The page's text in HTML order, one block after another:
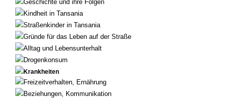
Geschichte und ihre Folgen
Kindheit in Tansania
Straßenkinder in Tansania
Gründe für das Leben auf der Straße
Alltag und Lebensunterhalt
Drogenkonsum
Krankheiten
Freizeitverhalten, Ernährung
Beziehungen, Kommunikation